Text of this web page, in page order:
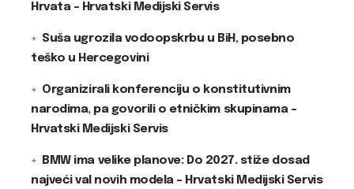
Hrvata – Hrvatski Medijski Servis
Suša ugrozila vodoopskrbu u BiH, posebno
teško u Hercegovini
Organizirali konferenciju o konstitutivnim
narodima, pa govorili o etničkim skupinama –
Hrvatski Medijski Servis
BMW ima velike planove: Do 2027. stiže dosad
najveći val novih modela – Hrvatski Medijski Servis